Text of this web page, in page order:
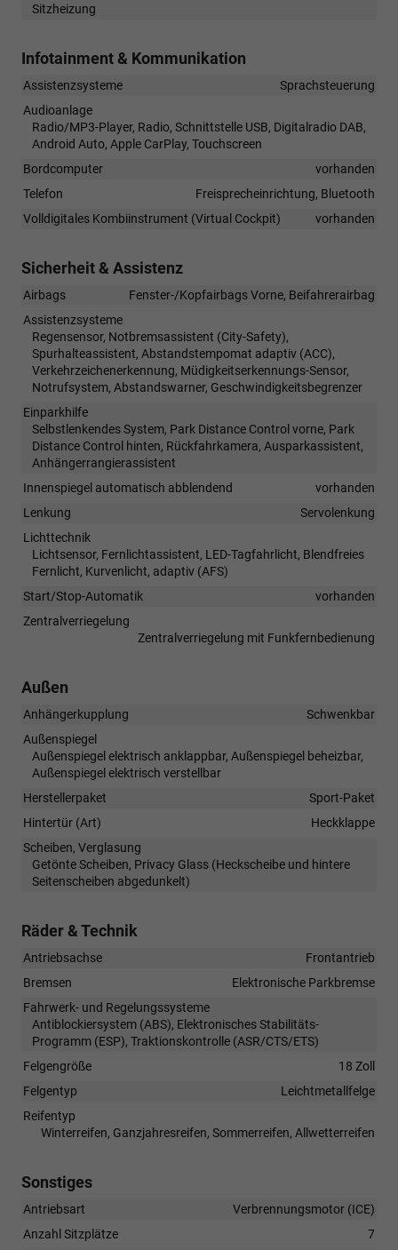
Sitzheizung
Infotainment & Kommunikation
Assistenzsysteme
Sprachsteuerung
Audioanlage
Radio/MP3-Player, Radio, Schnittstelle USB, Digitalradio DAB,
Android Auto, Apple CarPlay, Touchscreen
Bordcomputer
vorhanden
Telefon
Freisprecheinrichtung, Bluetooth
Volldigitales Kombiinstrument (Virtual Cockpit)
vorhanden
Sicherheit & Assistenz
Airbags
Fenster-/Kopfairbags Vorne, Beifahrerairbag
Assistenzsysteme
Regensensor, Notbremsassistent (City-Safety),
Spurhalteassistent, Abstandstempomat adaptiv (ACC),
Verkehrzeichenerkennung, Müdigkeitserkennungs-Sensor,
Notrufsystem, Abstandswarner, Geschwindigkeitsbegrenzer
Einparkhilfe
Selbstlenkendes System, Park Distance Control vorne, Park
Distance Control hinten, Rückfahrkamera, Ausparkassistent,
Anhängerrangierassistent
Innenspiegel automatisch abblendend
vorhanden
Lenkung
Servolenkung
Lichttechnik
Lichtsensor, Fernlichtassistent, LED-Tagfahrlicht, Blendfreies
Fernlicht, Kurvenlicht, adaptiv (AFS)
Start/Stop-Automatik
vorhanden
Zentralverriegelung
Zentralverriegelung mit Funkfernbedienung
Außen
Anhängerkupplung
Schwenkbar
Außenspiegel
Außenspiegel elektrisch anklappbar, Außenspiegel beheizbar,
Außenspiegel elektrisch verstellbar
Herstellerpaket
Sport-Paket
Hintertür (Art)
Heckklappe
Scheiben, Verglasung
Getönte Scheiben, Privacy Glass (Heckscheibe und hintere
Seitenscheiben abgedunkelt)
Räder & Technik
Antriebsachse
Frontantrieb
Bremsen
Elektronische Parkbremse
Fahrwerk- und Regelungssysteme
Antiblockiersystem (ABS), Elektronisches Stabilitäts-
Programm (ESP), Traktionskontrolle (ASR/CTS/ETS)
Felgengröße
18 Zoll
Felgentyp
Leichtmetallfelge
Reifentyp
Winterreifen, Ganzjahresreifen, Sommerreifen, Allwetterreifen
Sonstiges
Antriebsart
Verbrennungsmotor (ICE)
Anzahl Sitzplätze
7